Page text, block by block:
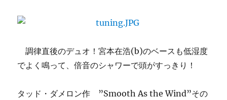
調律直後のデュオ！宮本在浩(b)のベースも低湿度
でよく鳴って、倍音のシャワーで頭がすっきり！
タッド・ダメロン作 ”Smooth As the Wind”その